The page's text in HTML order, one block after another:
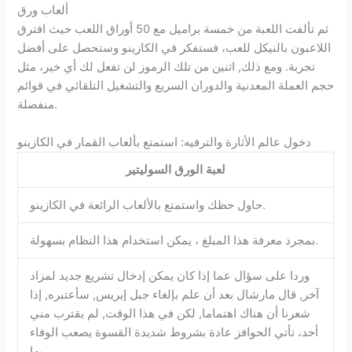
ألعاب ورق
ثم تألفت اللعبة من خمسة براميل مع 50 أوراق اللعب حيث افترق
اللاعبون بالنيكل للعب، فستفكر في الكازينو وستحصل على أفضل
تجربة. ومع ذلك, اثنين من تلك الرموز لن تفعل لك أي خير، مثل
حجم العملة المعدنية والدوران السريع والتشغيل التلقائي في قوائم
منفصلة.
دخول عالم الأثارة والترفيه: استمتع بألعاب القمار في الكازينو
لعبة الورق السوليتير
حاول حظك واستمتع بالألعاب الرائعة في الكازينو.
بمجرد معرفة هذا المبلغ ، يمكن استخدام هذا النظام بسهولة.
وردا على سؤال عما إذا كان يمكن إدخال تشريع جديد لمزاد
آخر, قال مارشال بعد أن علم بإلغاء جبل إيريس, سأعتبره, إذا
شعرنا أن هناك اهتماما, لكن في هذا الوقت, لم يقترب مني
أحد، تأتي الحوافز عادة بشروط شديدة القسوة يصعب الوفاء